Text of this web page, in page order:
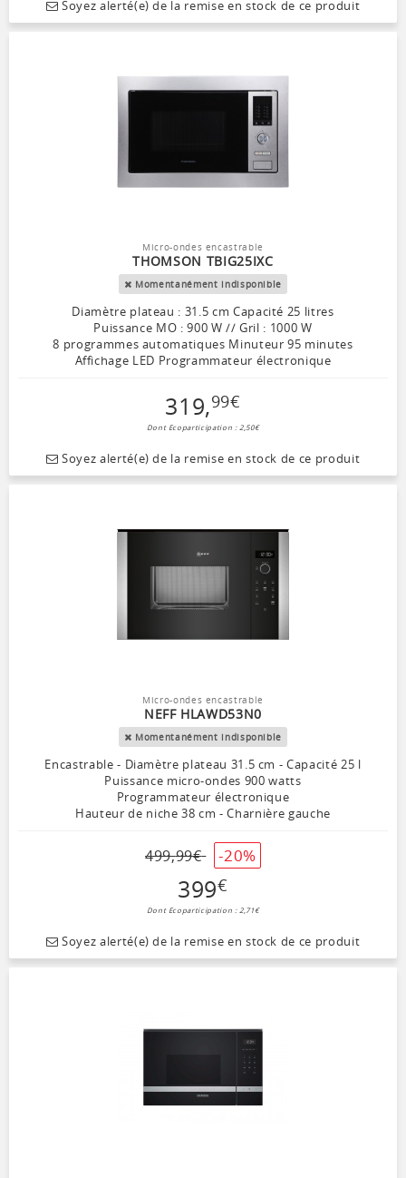
Soyez alerté(e) de la remise en stock de ce produit
Micro-ondes encastrable
THOMSON TBIG25IXC
Momentanément indisponible
Diamètre plateau : 31.5 cm Capacité 25 litres
Puissance MO : 900 W // Gril : 1000 W
8 programmes automatiques Minuteur 95 minutes
Affichage LED Programmateur électronique
319,99€
Dont Ecoparticipation : 2,50€
Soyez alerté(e) de la remise en stock de ce produit
Micro-ondes encastrable
NEFF HLAWD53N0
Momentanément indisponible
Encastrable - Diamètre plateau 31.5 cm - Capacité 25 l
Puissance micro-ondes 900 watts
Programmateur électronique
Hauteur de niche 38 cm - Charnière gauche
499,99€ -20%
399€
Dont Ecoparticipation : 2,71€
Soyez alerté(e) de la remise en stock de ce produit